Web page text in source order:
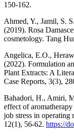
150-162.
Ahmed, Y., Jamil, S.
(2019). Rosa
cosmetology. Tang
Angelica, E.O.,
(2022). Formulation
Plant Extracts: A
Case Reports, 3(3),
Bahadori, H., Amiri,
effect of
job stress in operating
12(1), 56-62. https://